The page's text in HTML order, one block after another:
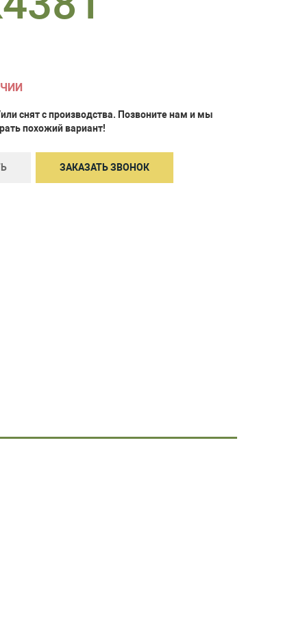
снят с производства. Позвоните нам и мы
похожий вариант!
ЗАКАЗАТЬ ЗВОНОК